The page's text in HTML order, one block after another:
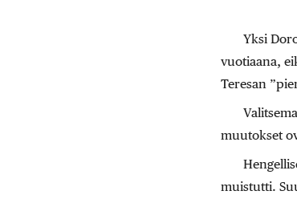
Yksi
vuotiaana,
Teresan
muutokset
muistutti.